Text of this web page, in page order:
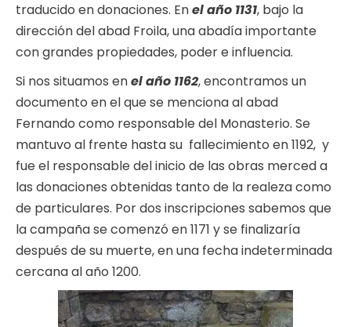
traducido en donaciones. Enel año 1131, bajo la
dirección del abad Froila, una abadía importante
con grandes propiedades, poder e influencia.
Si nos situamos enel año 1162, encontramos un
documento en el que se menciona al abad
Fernando como responsable del Monasterio. Se
mantuvo al frente hasta su fallecimiento en 1192, y
fue el responsable del inicio de las obras merced a
las donaciones obtenidas tanto de la realeza como
de particulares. Por dos inscripciones sabemos que
la campaña se comenzó en 1171 y se finalizaría
después de su muerte, en una fecha indeterminada
cercana al año 1200.